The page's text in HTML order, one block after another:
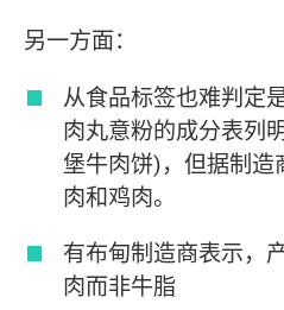
另一方面：
从食品标签也难判定
肉丸意粉的成分表列
堡牛肉饼)，但据制
肉和鸡肉。
有布甸制造商表示，
肉而非牛脂